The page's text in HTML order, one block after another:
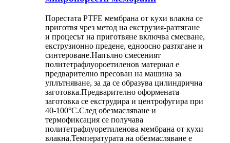
Порестата PTFE мембрана от кухи влакна се
приготвя чрез метод на екструзия-разтягане
и процесът на приготвяне включва смесване,
екструзионно предене, едноосно разтягане и
синтероване.Напълно смесеният
политетрафлуороетиленов материал е
предварително пресован на машина за
уплътняване, за да се образува цилиндрична
заготовка.Предварително оформената
заготовка се екструдира и центрофугира при
40-100°C.След обезмасляване и
термофиксация се получава
политетрафлуоретиленова мембрана от кухи
влакна.Температурата на обезмасляване е